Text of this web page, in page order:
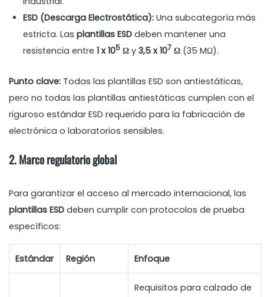
ESD (Descarga Electrostática): Una subcategoría más
estricta. Lasplantillas ESD deben mantener una
resistencia entre1 x 105 Ω y3,5 x 107 Ω (35 MΩ).
Punto clave: Todas las plantillas ESD son antiestáticas,
pero no todas las plantillas antiestáticas cumplen con el
riguroso estándar ESD requerido para la fabricación de
electrónica o laboratorios sensibles.
2. Marco regulatorio global
Para garantizar el acceso al mercado internacional, las
plantillas ESD deben cumplir con protocolos de prueba
específicos:
Estándar Región Enfoque
Requisitos para calzado de